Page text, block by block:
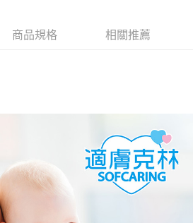
後，再付款。
行付款，方視為交易完成。
不需立刻繳費，但若您需要取消訂單，請聯絡
意取消之訂單仍視為有效，需透過AFTEE先享
先享後付 」之結帳頁面顯示為準，若有關於
退款等相關疑問，請聯繫「AFTEE先享後付
support/home
商品規格 相關推薦